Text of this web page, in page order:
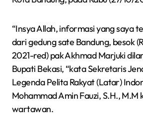
“Insya Allah, informasi yang saya
dari gedung sate Bandung, besok
2021-red) pak Akhmad Marjuki
Bupati Bekasi, “kata Sekretaris
Legenda Pelita Rakyat (Latar)
Mohammad Amin Fauzi, S.H., M.M
wartawan.